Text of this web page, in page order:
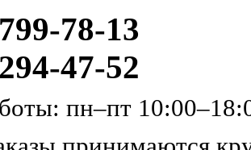
78-13
47-52
пн–пт